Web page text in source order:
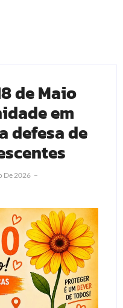
de Maio
em
defesa de
De 2026